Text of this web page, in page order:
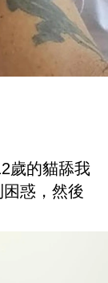
歲的貓舔我
惑，然後